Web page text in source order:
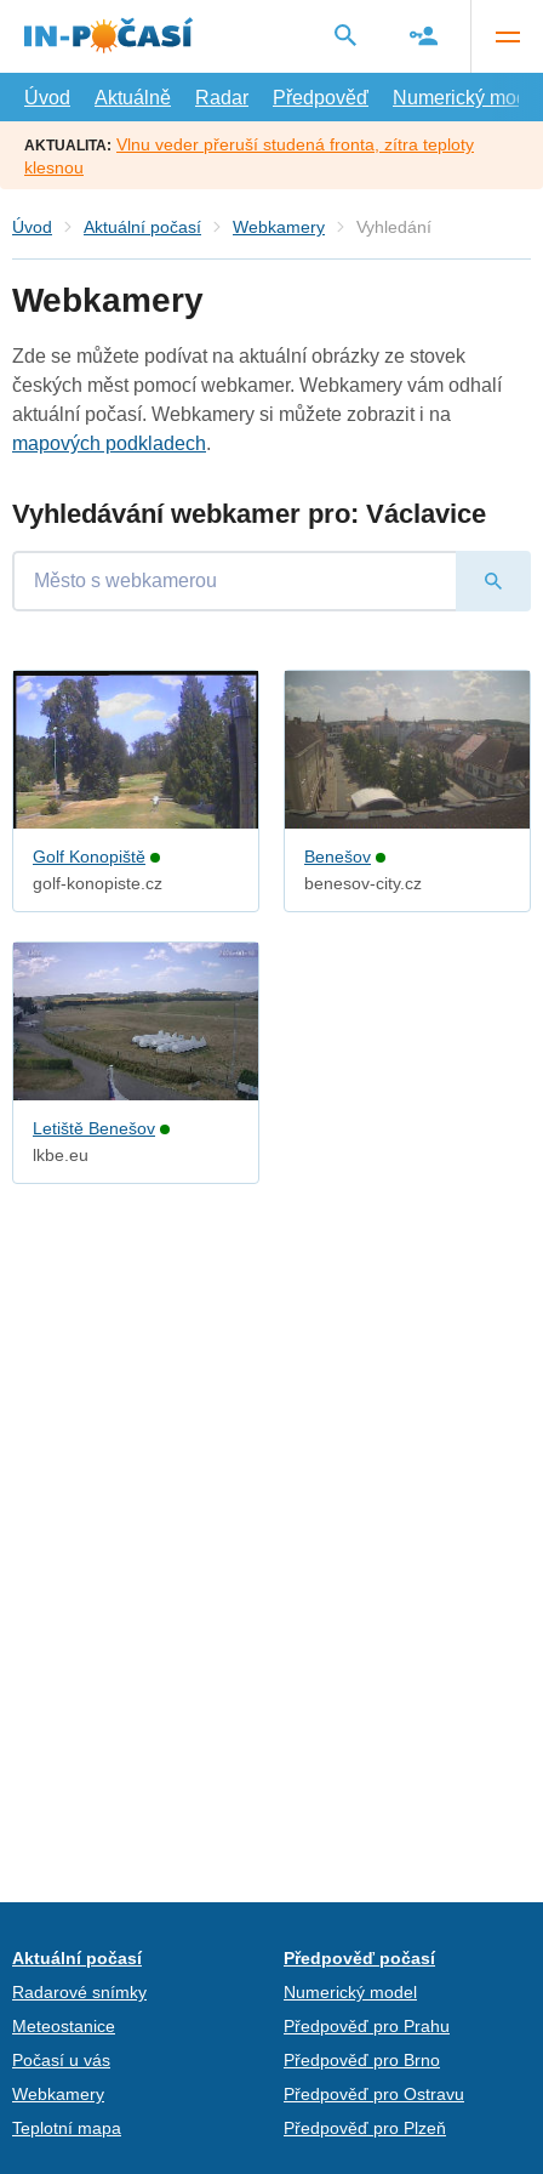
hlavní
Úvod
Aktuálně Radar Předpověď Numerický model
AKTUALITA: Vlnu veder přeruší studená fronta, zítra teploty
klesnou
Úvod Aktuální počasí Webkamery Vyhledání
Webkamery
Zde se můžete podívat na aktuální obrázky ze stovek
českých měst pomocí webkamer. Webkamery vám odhalí
aktuální počasí. Webkamery si můžete zobrazit i na
mapových podkladech.
Vyhledávání webkamer pro: Václavice
Golf Konopiště
golf-konopiste.cz
Benešov
benesov-city.cz
Letiště Benešov
lkbe.eu
Aktuální počasí
Radarové snímky
Meteostanice
Počasí u vás
Webkamery
Teplotní mapa
Předpověď počasí
Numerický model
Předpověď pro Prahu
Předpověď pro Brno
Předpověď pro Ostravu
Předpověď pro Plzeň